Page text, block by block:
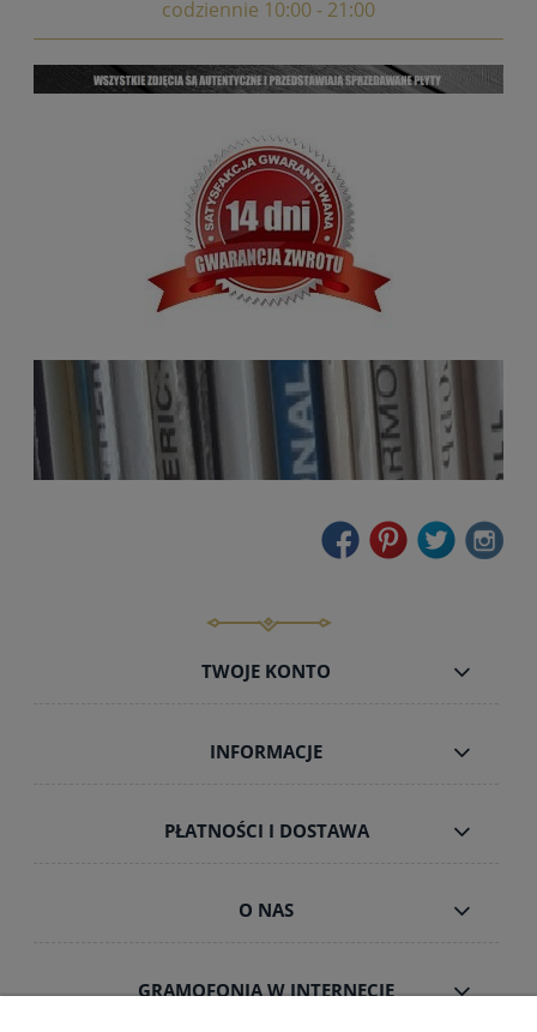
codziennie 10:00 - 21:00
TWOJE KONTO
INFORMACJE
PŁATNOŚCI I DOSTAWA
O NAS
GRAMOFONIA W INTERNECIE